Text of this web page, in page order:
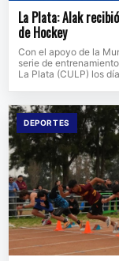
La Plata: Alak
de Hockey
Con el apoyo de la
serie de
La Plata (CULP) los
DEPORTES